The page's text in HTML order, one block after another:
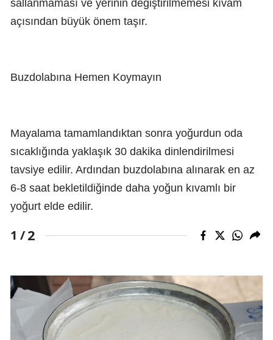
sallanmaması ve yerinin değiştirilmemesi kıvam
açısından büyük önem taşır.
Buzdolabına Hemen Koymayın
Mayalama tamamlandıktan sonra yoğurdun oda
sıcaklığında yaklaşık 30 dakika dinlendirilmesi
tavsiye edilir. Ardından buzdolabına alınarak en az
6-8 saat bekletildiğinde daha yoğun kıvamlı bir
yoğurt elde edilir.
1 /2